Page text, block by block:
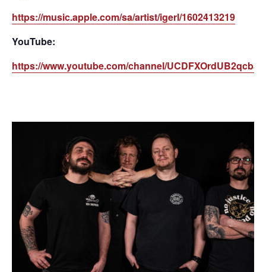
https://music.apple.com/sa/artist/igerl/1602413219
YouTube:
https://www.youtube.com/channel/